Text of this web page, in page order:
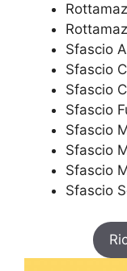
Sfascio
Sfascio
Sfascio
Sfascio
Sfascio
Sfascio
Sfascio
Sfascio